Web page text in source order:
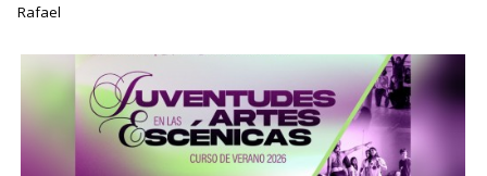
Rafael